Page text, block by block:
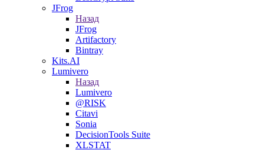
JFrog
Назад
JFrog
Artifactory
Bintray
Kits.AI
Lumivero
Назад
Lumivero
@RISK
Citavi
Sonia
DecisionTools Suite
XLSTAT